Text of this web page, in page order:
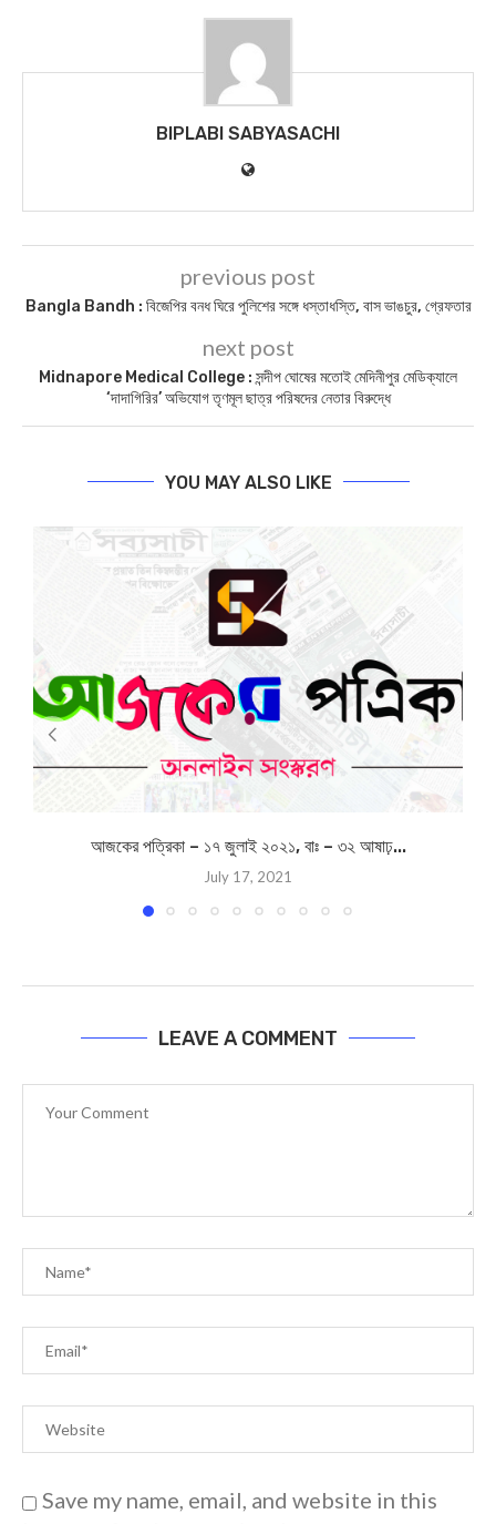
BIPLABI SABYASACHI
previous post
Bangla Bandh : বিজেপির বনধ ঘিরে পুলিশের সঙ্গে ধস্তাধস্তি, বাস ভাঙচুর, গ্রেফতার
next post
Midnapore Medical College : সন্দীপ ঘোষের মতোই মেদিনীপুর মেডিক্যালে
‘দাদাগিরির’ অভিযোগ তৃণমূল ছাত্র পরিষদের নেতার বিরুদ্ধে
YOU MAY ALSO LIKE
আজকের পত্রিকা – ১৭ জুলাই ২০২১, বাঃ – ৩২ আষাঢ়...
July 17, 2021
LEAVE A COMMENT
Save my name, email, and website in this